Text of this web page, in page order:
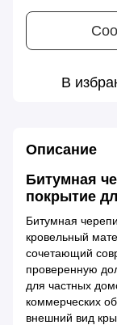
В
Описание
Битумная
покрытие
Битумная
кровельный
сочетающий
проверенную
для частных
коммерческих
внешний вид